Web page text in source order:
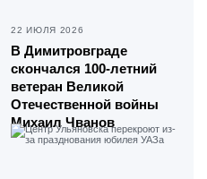
22 ИЮЛЯ 2026
В Димитровграде
скончался 100-летний
ветеран Великой
Отечественной войны
Михаил Чванов